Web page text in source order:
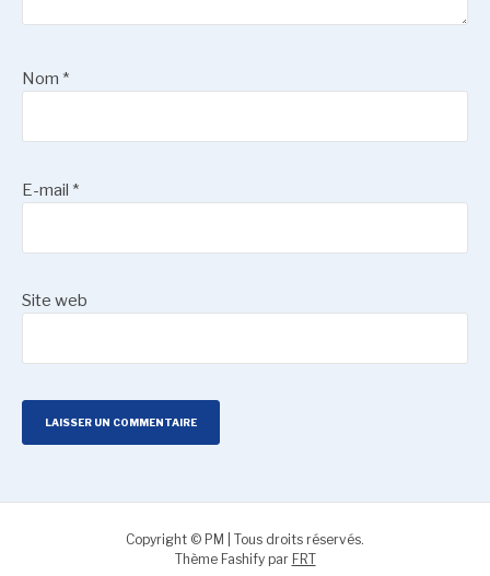
Nom *
E-mail *
Site web
Copyright © PM | Tous droits réservés.
Thème Fashify par FRT